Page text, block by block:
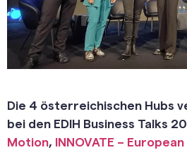
Die 4 österreichischen Hubs
bei den EDIH Business Talks
Motion,
INNOVATE –